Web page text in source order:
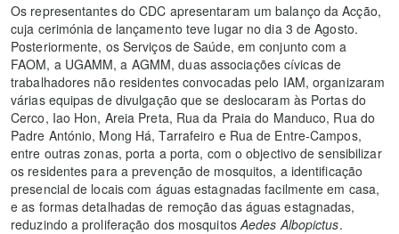
Os representantes do CDC apresentaram um balanço da Acção,
cuja cerimónia de lançamento teve lugar no dia 3 de Agosto.
Posteriormente, os Serviços de Saúde, em conjunto com a
FAOM, a UGAMM, a AGMM, duas associações cívicas de
trabalhadores não residentes convocadas pelo IAM, organizaram
várias equipas de divulgação que se deslocaram às Portas do
Cerco, Iao Hon, Areia Preta, Rua da Praia do Manduco, Rua do
Padre António, Mong Há, Tarrafeiro e Rua de Entre-Campos,
entre outras zonas, porta a porta, com o objectivo de sensibilizar
os residentes para a prevenção de mosquitos, a identificação
presencial de locais com águas estagnadas facilmente em casa,
e as formas detalhadas de remoção das águas estagnadas,
reduzindo a proliferação dos mosquitos Aedes Albopictus.